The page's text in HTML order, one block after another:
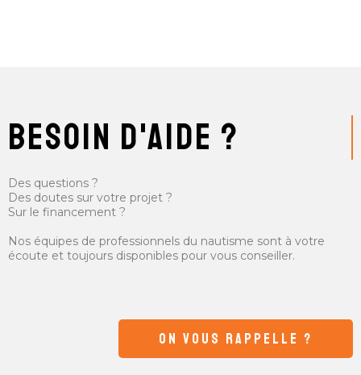
besoin d'aide ?
Des questions ?
Des doutes sur votre projet ?
Sur le financement ?
Nos équipes de professionnels du nautisme sont à votre
écoute et toujours disponibles pour vous conseiller.
ON VOUS RAPPELLE ?